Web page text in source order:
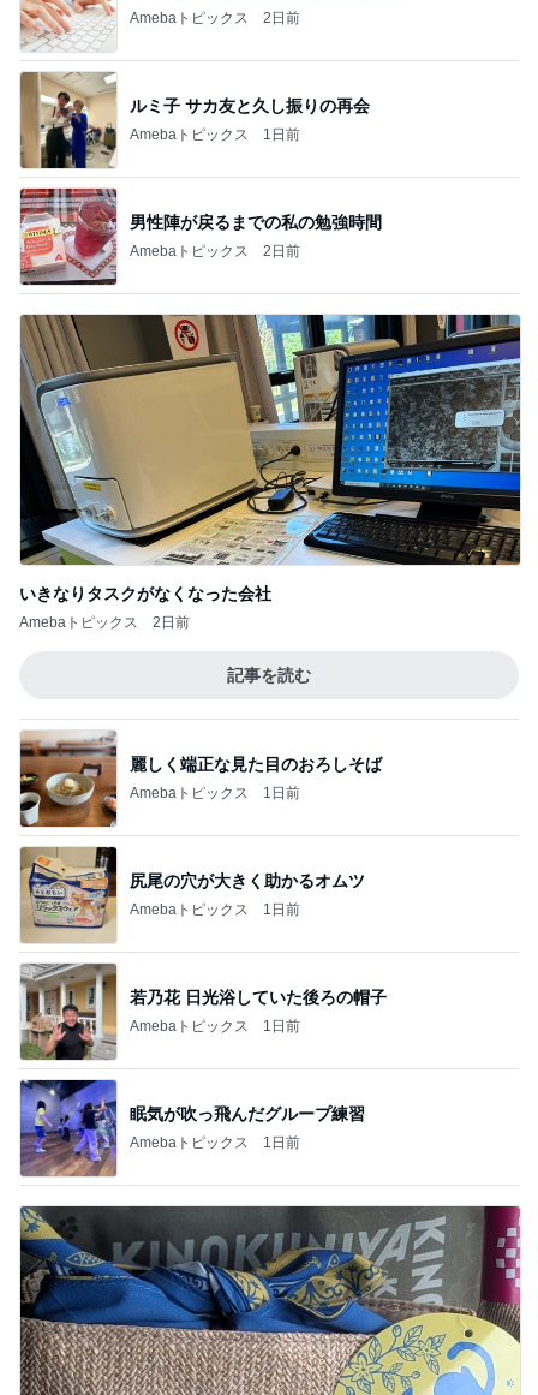
Amebaトピックス 2日前
ルミ子 サカ友と久し振りの再会
Amebaトピックス 1日前
男性陣が戻るまでの私の勉強時間
Amebaトピックス 2日前
いきなりタスクがなくなった会社
Amebaトピックス 2日前
記事を読む
麗しく端正な見た目のおろしそば
Amebaトピックス 1日前
尻尾の穴が大きく助かるオムツ
Amebaトピックス 1日前
若乃花 日光浴していた後ろの帽子
Amebaトピックス 1日前
眠気が吹っ飛んだグループ練習
Amebaトピックス 1日前